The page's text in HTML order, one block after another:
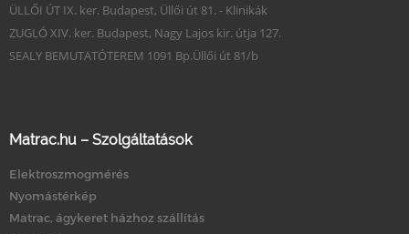
ÜLLŐI ÚT IX. ker. Budapest, Üllői út 81. - Klinikák
ZUGLÓ XIV. ker. Budapest, Nagy Lajos kir. útja 127.
SEALY BEMUTATÓTEREM 1091 Bp.Üllői út 81/b
Matrac.hu – Szolgáltatások
Elektroszmogmérés
Nyomástérkép
Matrac, ágykeret házhoz szállítás